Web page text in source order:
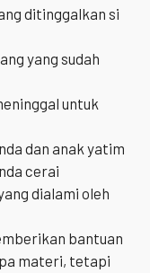
ditinggalkan si
yang sudah
untuk
dan anak yatim
cerai
dialami oleh
bantuan
materi, tetapi